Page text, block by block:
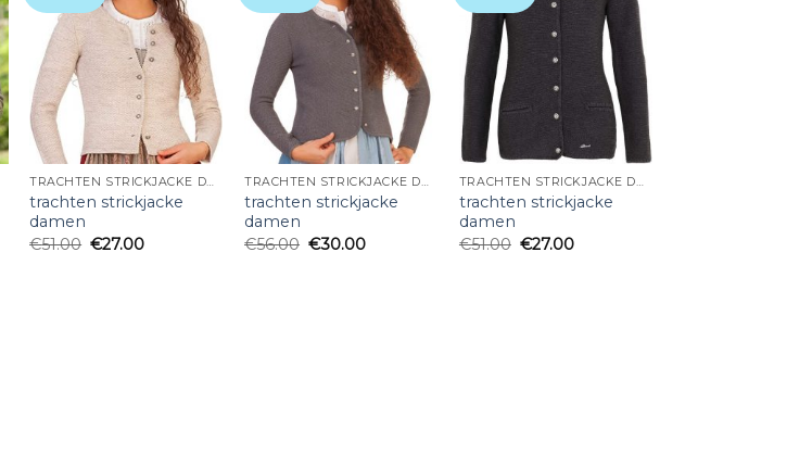
TRACHTEN STRICKJACKE DAMEN
trachten strickjacke
damen
€51.00 €27.00
TRACHTEN STRICKJACKE DAMEN
trachten strickjacke
damen
€56.00 €30.00
TRACHTEN STRICKJACKE DAMEN
trachten strickjacke
damen
€51.00 €27.00